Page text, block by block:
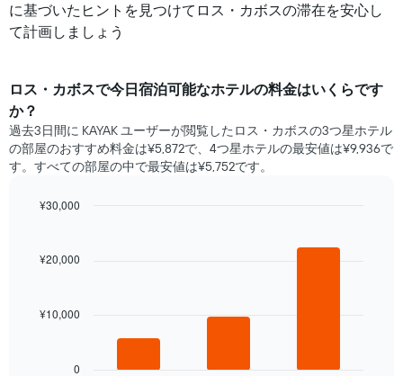
に基づいたヒントを見つけてロス・カボスの滞在を安心し
て計画しましょう
ロス・カボス​で​今日宿泊可能な​ホテル​の料金はいくらです
か？
過去3日間に KAYAK ユーザーが閲覧したロス・カボスの3つ星ホテル​
の部屋のおすすめ料金は¥5,872で、4つ星ホテルの最安値は¥9,936で
す。すべての部屋の中で最安値は¥5,752​です。
with
次
0
¥10,000
¥20,000
¥30,000